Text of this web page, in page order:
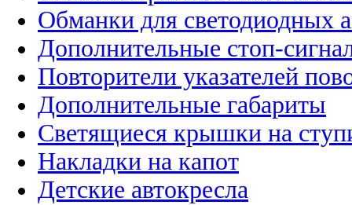
Обманки для светодиодных
Дополнительные стоп-
Повторители указателей
Дополнительные габариты
Светящиеся крышки на
Накладки на капот
Детские автокресла